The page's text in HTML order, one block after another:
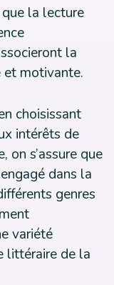
la lecture
la
et motivante.
choisissant
intérêts de
s’assure que
dans la
genres
variété
littéraire de la